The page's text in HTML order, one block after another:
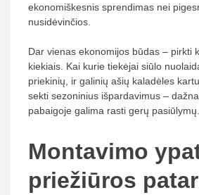
ekonomiškesnis sprendimas nei
nusidėvinčios.
Dar vienas ekonomijos būdas – pirkti
kiekiais. Kai kurie tiekėjai siūlo
priekinių, ir galinių ašių kaladėles
sekti sezoninius išpardavimus –
pabaigoje galima rasti gerų pasiūlymų.
Montavimo
priežiūros